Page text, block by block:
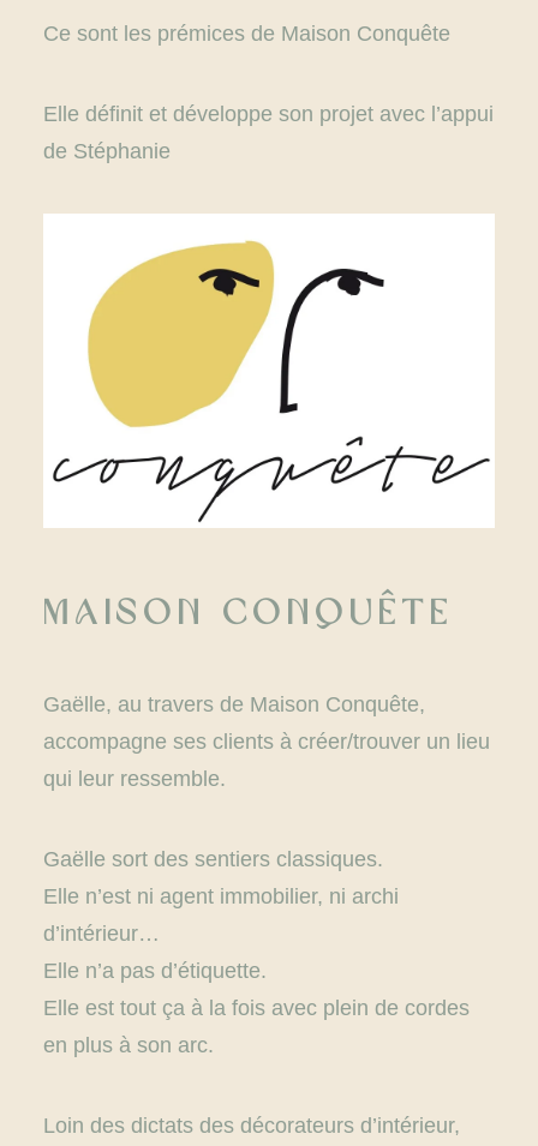
Ce sont les prémices de Maison Conquête
Elle définit et développe son projet avec l’appui
de Stéphanie
Maison Conquête
Gaëlle, au travers de Maison Conquête,
accompagne ses clients à créer/trouver un lieu
qui leur ressemble.
Gaëlle sort des sentiers classiques.
Elle n’est ni agent immobilier, ni archi
d’intérieur…
Elle n’a pas d’étiquette.
Elle est tout ça à la fois avec plein de cordes
en plus à son arc.
Loin des dictats des décorateurs d’intérieur,